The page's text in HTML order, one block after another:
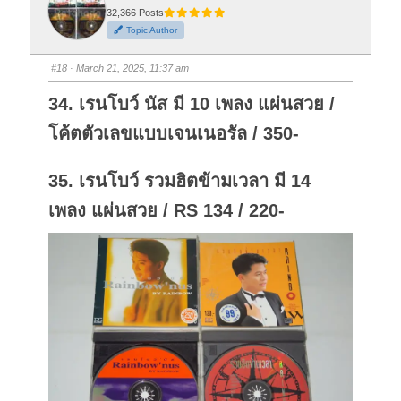
t
h
u
m
d
o
n
.
t
h
u
m
u
p
32,366 Posts
Topic Author
#18 · March 21, 2025, 11:37 am
34. เรนโบว์ นัส มี 10 เพลง แผ่นสวย /
โค้ตตัวเลขแบบเจนเนอรัล / 350-
35. เรนโบว์ รวมฮิตข้ามเวลา มี 14
เพลง แผ่นสวย / RS 134 / 220-